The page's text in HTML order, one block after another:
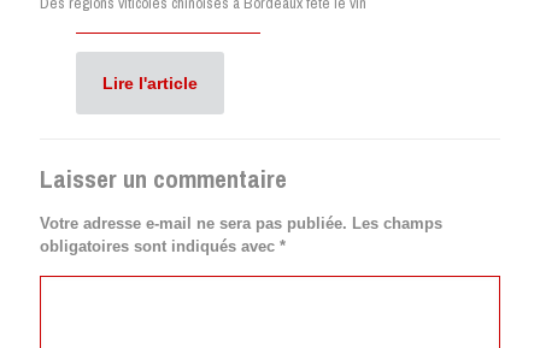
Lire l'article
Laisser un commentaire
Votre adresse e-mail ne sera pas publiée. Les champs
obligatoires sont indiqués avec *